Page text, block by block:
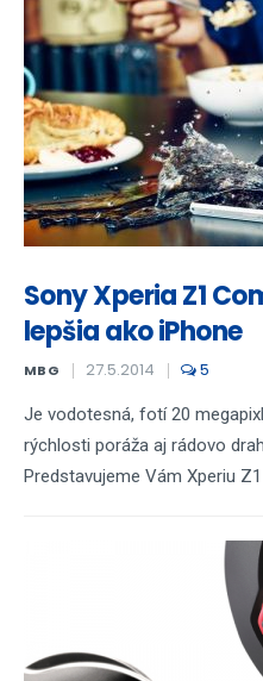
Sony Xperia Z1
lepšia ako iPhone
MBG 27.5.2014 5
Je vodotesná, fotí 20
rýchlosti poráža aj rádovo
Predstavujeme Vám Xperiu